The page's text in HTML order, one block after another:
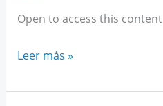
Open to access this content
Historia
Rendimiento
Leer más »